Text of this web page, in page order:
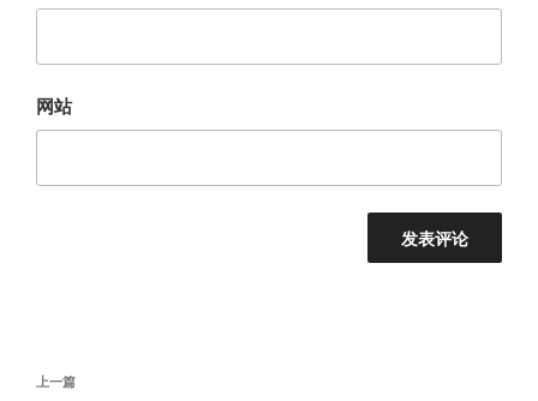
网站
文
上
上一篇